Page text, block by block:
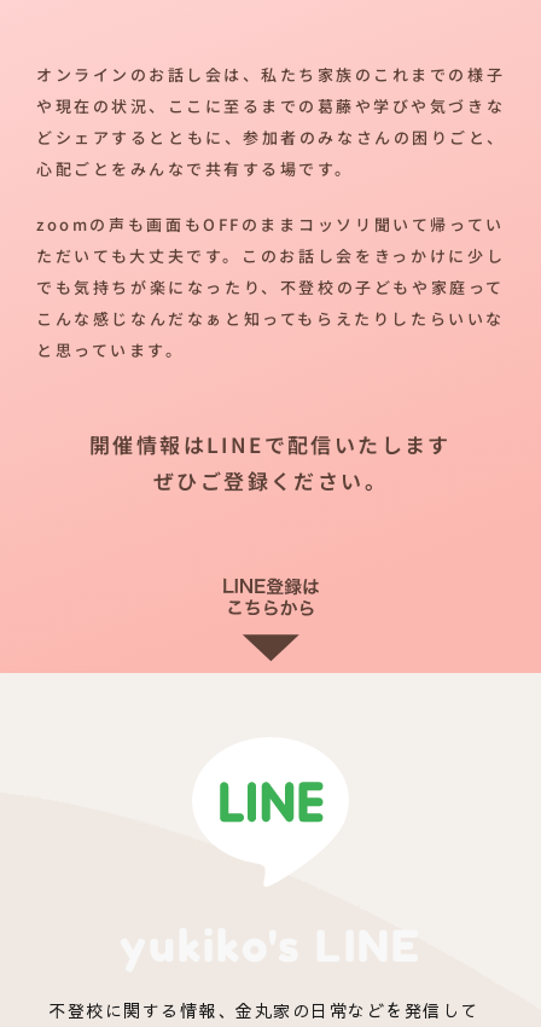
オンラインのお話し会は、私たち家族のこれまでの様子
や現在の状況、ここに至るまでの葛藤や学びや気づきな
どシェアするとともに、参加者のみなさんの困りごと、
心配ごとをみんなで共有する場です。
zoomの声も画面もOFFのままコッソリ聞いて帰ってい
ただいても大丈夫です。このお話し会をきっかけに少し
でも気持ちが楽になったり、不登校の子どもや家庭って
こんな感じなんだなぁと知ってもらえたりしたらいいな
と思っています。
開催情報はLINEで配信いたします
ぜひご登録ください。
不登校に関する情報、金丸家の日常などを発信して